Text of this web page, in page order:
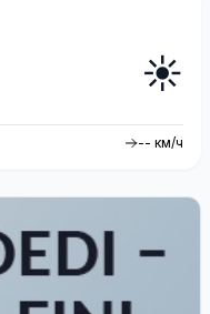
☀️
-- км/ч